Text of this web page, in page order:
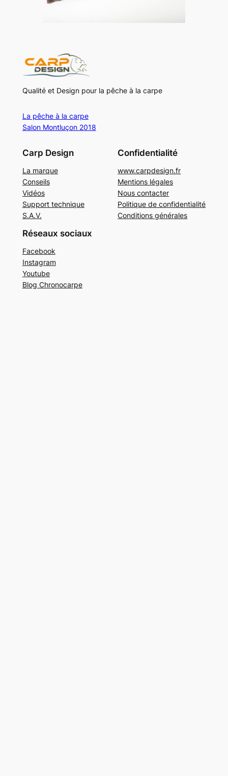
Qualité et Design pour la pêche à la carpe
La pêche à la carpe
Salon Montluçon 2018
Carp Design
La marque
Conseils
Vidéos
Support technique
S.A.V.
Confidentialité
www.carpdesign.fr
Mentions légales
Nous contacter
Politique de confidentialité
Conditions générales
Réseaux sociaux
Facebook
Instagram
Youtube
Blog Chronocarpe